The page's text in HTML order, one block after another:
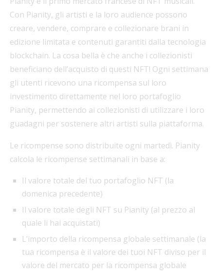
Con Pianity, gli artisti e la loro audience possono
creare, vendere, comprare e collezionare brani in
edizione limitata e contenuti garantiti dalla tecnologia
blockchain. La cosa bella è che anche i collezionisti
beneficiano dell’acquisto di questi NFT! Ogni settimana
gli utenti ricevono una ricompensa sul loro
investimento direttamente nel loro portafoglio
Pianity, permettendo ai collezionisti di utilizzare i loro
guadagni per sostenere altri artisti sulla piattaforma.
Le ricompense sono distribuite ogni martedì. Pianity
calcola le ricompense settimanali in base a:
Il valore totale del tuo portafoglio NFT (la
domenica precedente)
Il valore totale degli NFT su Pianity (al prezzo al
quale li hai acquistati)
L’importo della ricompensa globale settimanale (la
tua ricompensa è il valore dei tuoi NFT diviso per il
valore del mercato per la ricompensa globale